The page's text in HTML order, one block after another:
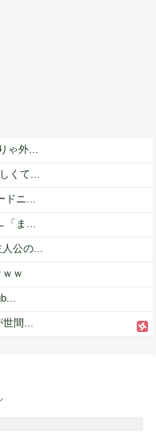
ゃ外...
くて...
ニ...
ま...
公の...
ｗ
間...